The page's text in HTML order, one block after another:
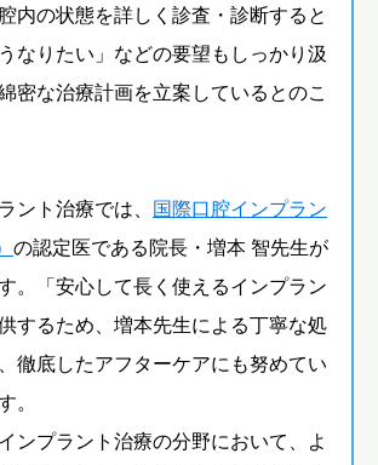
内の状態を詳しく診査・診断すると
なりたい」などの要望もしっかり汲
密な治療計画を立案しているとのこ
ント治療では、 国際口腔インプラン
の認定医である院長・増本 智先生が
。「安心して長く使えるインプラン
するため、増本先生による丁寧な処
徹底したアフターケアにも努めてい
。
ンプラント治療の分野において、よ